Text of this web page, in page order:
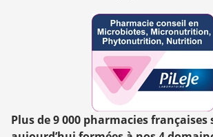
Plus de 9 000 pharmacies françaises